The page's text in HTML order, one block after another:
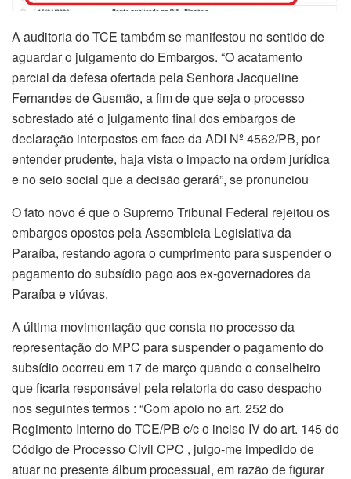
A auditoria do TCE também se manifestou no sentido de
aguardar o julgamento do Embargos. “O acatamento
parcial da defesa ofertada pela Senhora Jacqueline
Fernandes de Gusmão, a fim de que seja o processo
sobrestado até o julgamento final dos embargos de
declaração interpostos em face da ADI Nº 4562/PB, por
entender prudente, haja vista o impacto na ordem jurídica
e no seio social que a decisão gerará”, se pronunciou
O fato novo é que o Supremo Tribunal Federal rejeitou os
embargos opostos pela Assembleia Legislativa da
Paraíba, restando agora o cumprimento para suspender o
pagamento do subsídio pago aos ex-governadores da
Paraíba e viúvas.
A última movimentação que consta no processo da
representação do MPC para suspender o pagamento do
subsídio ocorreu em 17 de março quando o conselheiro
que ficaria responsável pela relatoria do caso despacho
nos seguintes termos : “Com apoio no art. 252 do
Regimento Interno do TCE/PB c/c o inciso IV do art. 145 do
Código de Processo Civil CPC , julgo-me impedido de
atuar no presente álbum processual, em razão de figurar